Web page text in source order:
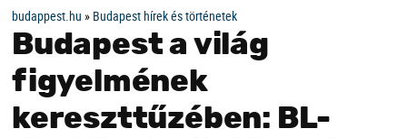
budappest.hu » Budapest hírek és történetek
Budapest a világ
figyelmének
kereszttűzében: BL-